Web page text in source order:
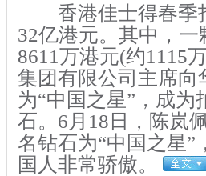
香港佳士得春季
32亿港元。其中，
8611万港元(约1115
集团有限公司主席
为“中国之星”，成
石。6月18日，陈岚
名钻石为“中国之星
国人非常骄傲。